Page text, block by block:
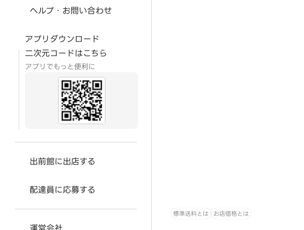
ヘルプ・お問い合わせ
アプリダウンロード
二次元コードはこちら
アプリでもっと便利に
出前館に出店する
配達員に応募する
標準送料とは お店価格とは